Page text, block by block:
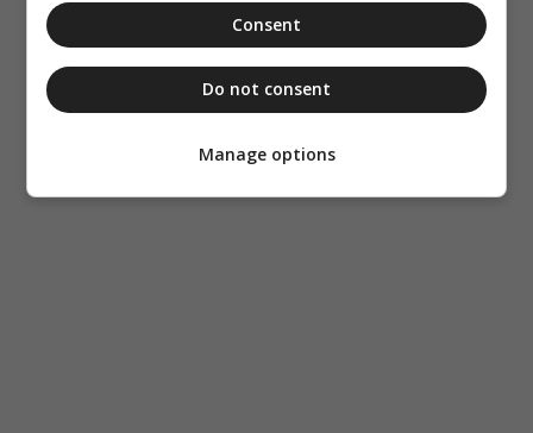
Consent
Do not consent
Manage options